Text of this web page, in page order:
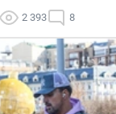
2 393 8